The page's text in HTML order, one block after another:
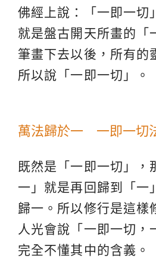
佛經上說：「一即一切
就是盤古開天所畫的「
筆畫下去以後，所有的
所以說「一即一切」。
萬法歸於一 一即一切
既然是「一即一切」，
一」就是再回歸到「一
歸一。所以修行是這樣
人光會說「一即一切，
完全不懂其中的含義。